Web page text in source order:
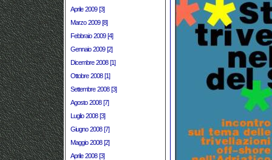
Aprile 2009 [3]
Marzo 2009 [8]
Febbraio 2009 [4]
Gennaio 2009 [2]
Dicembre 2008 [1]
Ottobre 2008 [1]
Settembre 2008 [3]
Agosto 2008 [7]
Luglio 2008 [3]
Giugno 2008 [7]
Maggio 2008 [2]
Aprile 2008 [3]